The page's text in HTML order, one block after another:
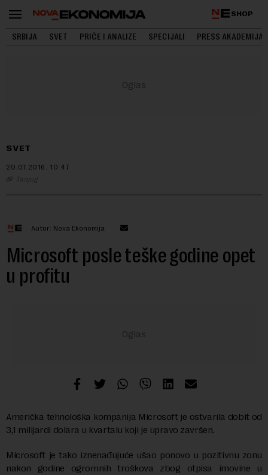
SHOP
SRBIJA SVET PRIČE I ANALIZE SPECIJALI PRESS AKADEMIJA
SVET
20.07.2016. 10:47
Tanjug
Autor: Nova Ekonomija
Microsoft posle teške godine opet
u profitu
Američka tehnološka kompanija Microsoft je ostvarila dobit od
3,1 milijardi dolara u kvartalu koji je upravo završen.
Microsoft je tako iznenađujuće ušao ponovo u pozitivnu zonu
nakon godine ogromnih troškova zbog otpisa imovine u